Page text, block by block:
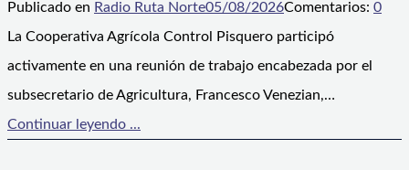
Publicado en Radio Ruta Norte05/08/2026Comentarios: 0
La Cooperativa Agrícola Control Pisquero participó
activamente en una reunión de trabajo encabezada por el
subsecretario de Agricultura, Francesco Venezian,…
Continuar leyendo ...